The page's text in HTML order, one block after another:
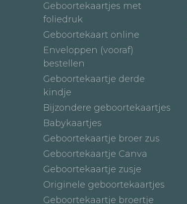
Geboortekaartjes met
foliedruk
Geboortekaart online
Enveloppen (vooraf)
bestellen
Geboortekaartje derde
kindje
Bijzondere geboortekaartjes
Babykaartjes
Geboortekaartje broer zus
Geboortekaartje Canva
Geboortekaartje zusje
Originele geboortekaartjes
Geboortekaartje broertje